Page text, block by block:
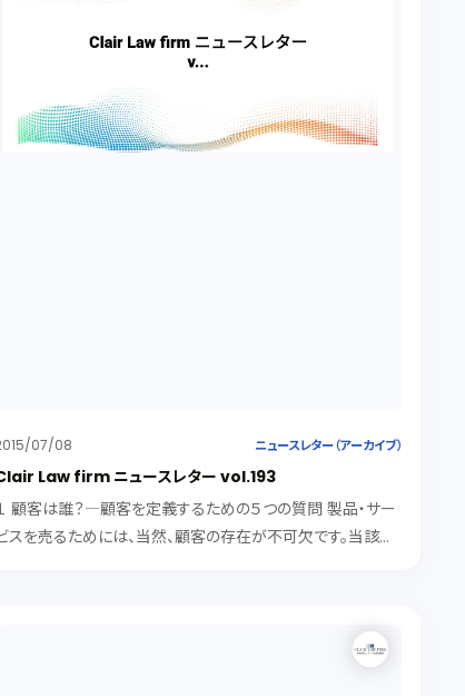
07/08 ニュースレター（アーカイブ）
Law firm ニュースレター vol.193
顧客は誰？―顧客を定義するための５つの質問 製品・サー
スを売るためには、当然、顧客の存在が不可欠です。当該製